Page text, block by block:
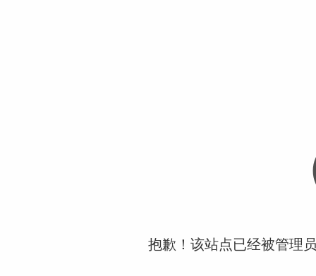
抱歉！该站点已经被管理